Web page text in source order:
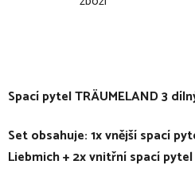
Spací pytel TRÄUMELAND 3
Set obsahuje: 1x vnější spací
Liebmich + 2x vnitřní spací pytel